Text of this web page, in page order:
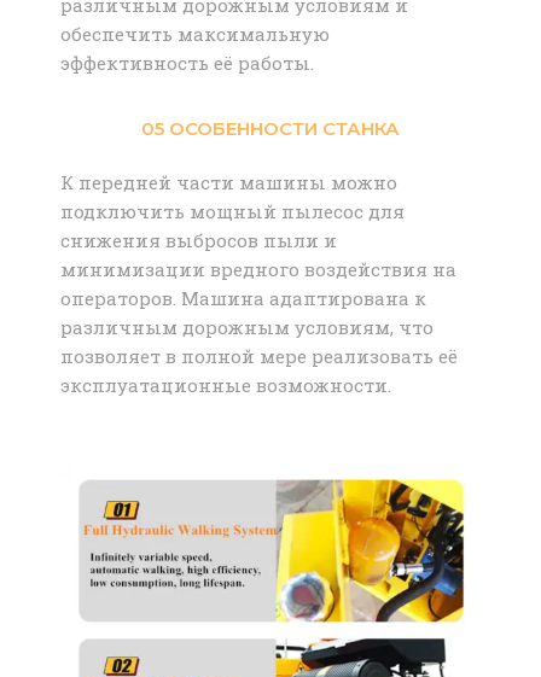
обеспечить максимальную
эффективность её работы.
05 ОСОБЕННОСТИ СТАНКА
К передней части машины можно
подключить мощный пылесос для
снижения выбросов пыли и
минимизации вредного воздействия на
операторов. Машина адаптирована к
различным дорожным условиям, что
позволяет в полной мере реализовать её
эксплуатационные возможности.